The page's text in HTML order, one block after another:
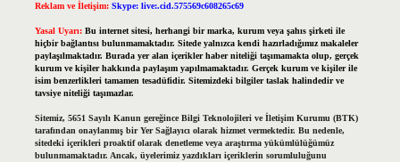
Reklam ve İletişim: Skype: live:.cid.575569c608265c69
Yasal Uyarı: Bu internet sitesi, herhangi bir marka, kurum veya şahıs şirketi ile
hiçbir bağlantısı bulunmamaktadır. Sitede yalnızca kendi hazırladığımız makaleler
paylaşılmaktadır. Burada yer alan içerikler haber niteliği taşımamakta olup, gerçek
kurum ve kişiler hakkında paylaşım yapılmamaktadır. Gerçek kurum ve kişiler ile
isim benzerlikleri tamamen tesadüfidir. Sitemizdeki bilgiler taslak halindedir ve
tavsiye niteliği taşımazlar.
Sitemiz, 5651 Sayılı Kanun gereğince Bilgi Teknolojileri ve İletişim Kurumu (BTK)
tarafından onaylanmış bir Yer Sağlayıcı olarak hizmet vermektedir. Bu nedenle,
sitedeki içerikleri proaktif olarak denetleme veya araştırma yükümlülüğümüz
bulunmamaktadır. Ancak, üyelerimiz yazdıkları içeriklerin sorumluluğunu